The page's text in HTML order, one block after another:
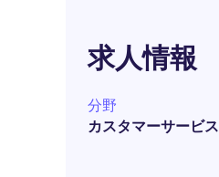
求人情報
分野
カスタマーサービス